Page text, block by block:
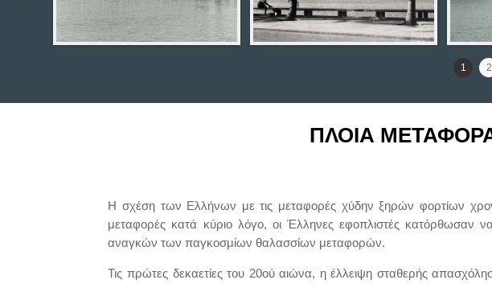
1 2
ΠΛΟΙΑ
H σχέση των Eλλήνων με τις μεταφορές χύδην ξηρών φορτίων
μεταφορές κατά κύριο λόγο, οι Έλληνες εφοπλιστές κατόρθωσαν
αναγκών των παγκοσμίων θαλασσίων μεταφορών.
Τις πρώτες δεκαετίες του 20ού αιώνα, η έλλειψη σταθερής